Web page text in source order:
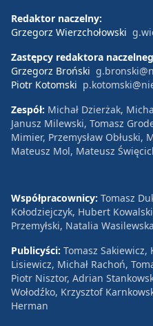
Redaktor naczelny:
Grzegorz Wierzchołowski
Zastępcy redaktora
Grzegorz Broński
Piotr Kotomski
Zespół: Michał Dzierżak,
Janusz Milewski, Tomasz
Mimier, Przemysław Obłuski,
Mateusz Mol, Mateusz
Współpracownicy: Tomasz
Kołodziejczyk, Hubert
Przemyłski, Natalia
Publicyści: Tomasz Sakiewicz,
Lisiewicz, Michał Rachoń,
Piotr Nisztor, Adrian
Wołodźko, Krzysztof
Herman